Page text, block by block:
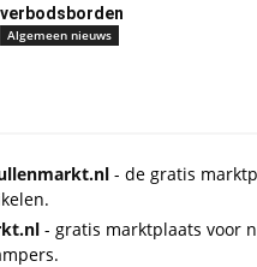
verbodsborden
Algemeen nieuws
- de gratis
- gratis marktplaats voor